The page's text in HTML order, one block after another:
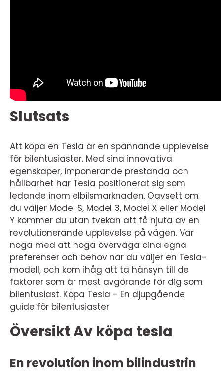
Slutsats
Att köpa en Tesla är en spännande upplevelse
för bilentusiaster. Med sina innovativa
egenskaper, imponerande prestanda och
hållbarhet har Tesla positionerat sig som
ledande inom elbilsmarknaden. Oavsett om
du väljer Model S, Model 3, Model X eller Model
Y kommer du utan tvekan att få njuta av en
revolutionerande upplevelse på vägen. Var
noga med att noga överväga dina egna
preferenser och behov när du väljer en Tesla-
modell, och kom ihåg att ta hänsyn till de
faktorer som är mest avgörande för dig som
bilentusiast. Köpa Tesla – En djupgående
guide för bilentusiaster
Översikt Av köpa tesla
En revolution inom bilindustrin